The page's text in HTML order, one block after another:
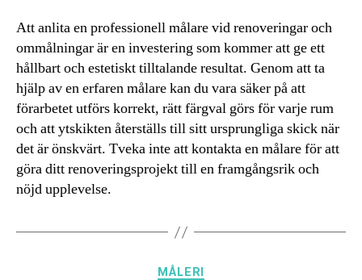
Att anlita en professionell målare vid renoveringar och
ommålningar är en investering som kommer att ge ett
hållbart och estetiskt tilltalande resultat. Genom att ta
hjälp av en erfaren målare kan du vara säker på att
förarbetet utförs korrekt, rätt färgval görs för varje rum
och att ytskikten återställs till sitt ursprungliga skick när
det är önskvärt. Tveka inte att kontakta en målare för att
göra ditt renoveringsprojekt till en framgångsrik och
nöjd upplevelse.
Kategorier
MÅLERI